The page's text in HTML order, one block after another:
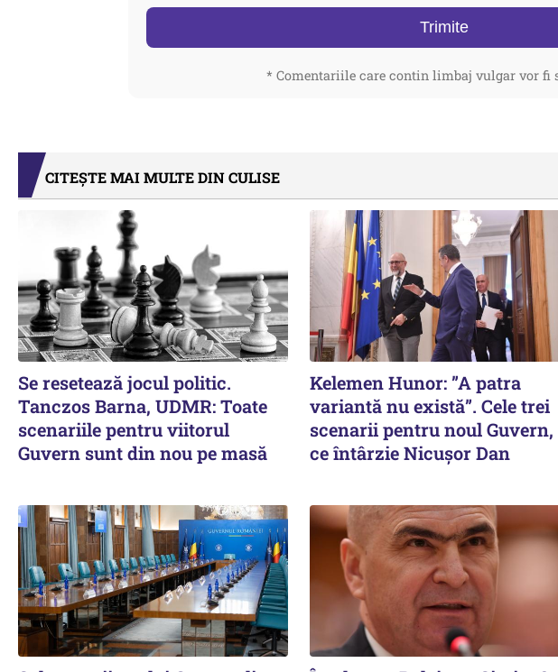
Trimite
* Comentariile care contin limbaj vulgar vor fi
CITEȘTE MAI MULTE DIN CULISE
Se resetează jocul politic.
Tanczos Barna, UDMR: Toate
scenariile pentru viitorul
Guvern sunt din nou pe masă
Kelemen Hunor: ”A patra
variantă nu există”. Cele trei
scenarii pentru noul Guvern,
ce întârzie Nicușor Dan